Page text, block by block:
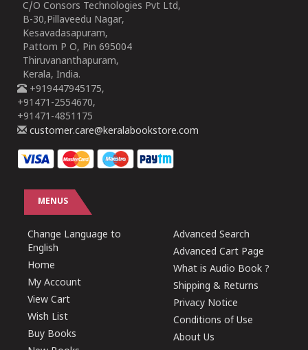
C/O Consors Technologies Pvt Ltd,
B-30,Pillaveedu Nagar,
Kesavadasapuram,
Pattom P O, Pin 695004
Thiruvananthapuram,
Kerala, India.
+919447945175,
+91471-2554670,
+91471-4851175
customer.care@keralabookstore.com
MENUS
Change Language to
English
Home
My Account
View Cart
Wish List
Buy Books
Advanced Search
Advanced Cart Page
What is Audio Book ?
Shipping & Returns
Privacy Notice
Conditions of Use
About Us